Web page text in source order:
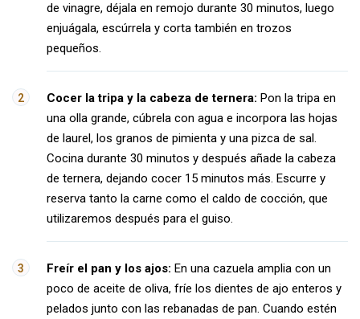
de vinagre, déjala en remojo durante 30 minutos, luego
enjuágala, escúrrela y corta también en trozos
pequeños.
Cocer la tripa y la cabeza de ternera: Pon la tripa en
una olla grande, cúbrela con agua e incorpora las hojas
de laurel, los granos de pimienta y una pizca de sal.
Cocina durante 30 minutos y después añade la cabeza
de ternera, dejando cocer 15 minutos más. Escurre y
reserva tanto la carne como el caldo de cocción, que
utilizaremos después para el guiso.
Freír el pan y los ajos: En una cazuela amplia con un
poco de aceite de oliva, fríe los dientes de ajo enteros y
pelados junto con las rebanadas de pan. Cuando estén